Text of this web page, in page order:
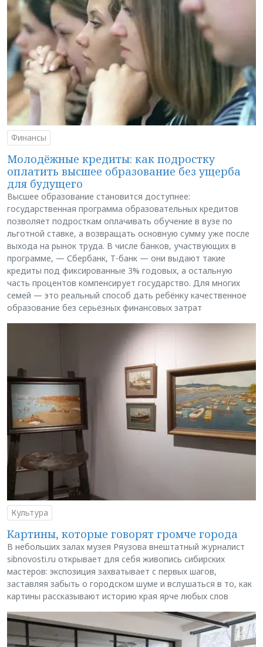
Финансы
Молодёжные кредиты: как подростку
оплатить высшее образование без ущерба
для будущего
Высшее образование становится доступнее:
государственная программа образовательных кредитов
позволяет подросткам оплачивать обучение в вузе по
льготной ставке, а возвращать основную сумму уже после
выхода на рынок труда. В числе банков, участвующих в
программе, — Сбербанк, Т-банк — они выдают такие
кредиты под фиксированные 3% годовых, а остальную
часть процентов компенсирует государство. Для многих
семей — это реальный способ дать ребёнку качественное
образование без серьёзных финансовых затрат
Культура
Картины, которые говорят громче города
В небольших залах музея Ряузова внештатный журналист
sibnovosti.ru открывает для себя живопись сибирских
мастеров: экспозиция захватывает с первых шагов,
заставляя забыть о городском шуме и вслушаться в то, как
картины рассказывают историю края ярче любых слов